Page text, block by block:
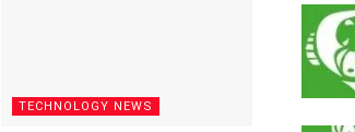
TECHNOLOGY NEWS